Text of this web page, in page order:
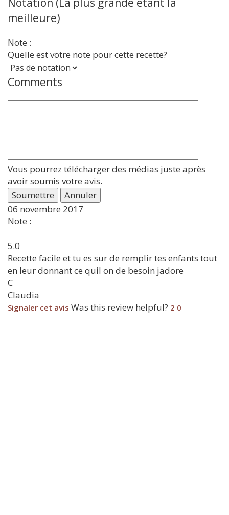
meilleure)
Note :
Quelle est votre note pour cette recette?
Comments
Vous pourrez télécharger des médias juste après
avoir soumis votre avis.
Soumettre
Annuler
06 novembre 2017
Note :
5.0
Recette facile et tu es sur de remplir tes enfants tout
en leur donnant ce quil on de besoin jadore
C
Claudia
Signaler cet avis Was this review helpful? 2 0